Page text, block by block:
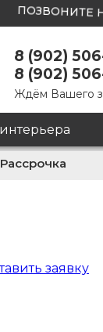
ПОЗВОНИТЕ
8 (902)
8 (902)
Ждём Вашего
Рассрочка
заявку